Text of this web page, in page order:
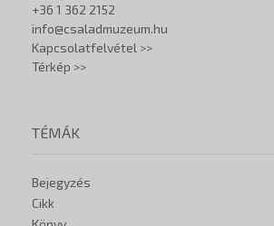
+36 1 362 2152
info@csaladmuzeum.hu
Kapcsolatfelvétel >>
Térkép >>
TÉMÁK
Bejegyzés
Cikk